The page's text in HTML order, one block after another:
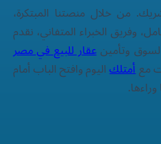
من خلال منصتنا المبتكرة،
وفريق الخبراء المتفاني، نقدم
وتأمينعقار للبيع في مصر
معأمتلكاليوم وافتح الباب أمام